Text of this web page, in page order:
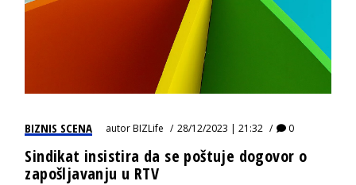
BIZNIS SCENA autorBIZLife 28/12/2023 | 21:32 0
Sindikat insistira da se poštuje dogovor o
zapošljavanju u RTV